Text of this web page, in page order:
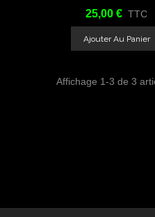
25,00 € TTC
Ajouter Au Panier
Affichage 1-3 de 3